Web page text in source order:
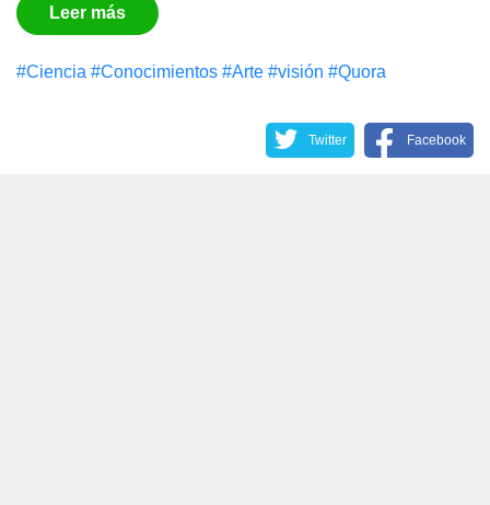
Leer más
#Сiencia #Conocimientos #Arte #visión #Quora
Twitter Facebook